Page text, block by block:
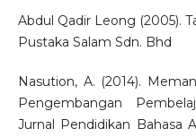
Abdul Qadir Leong (2005).
Pustaka Salam Sdn. Bhd
Nasution, A. (2014).
Pengembangan
Jurnal Pendidikan Bahasa